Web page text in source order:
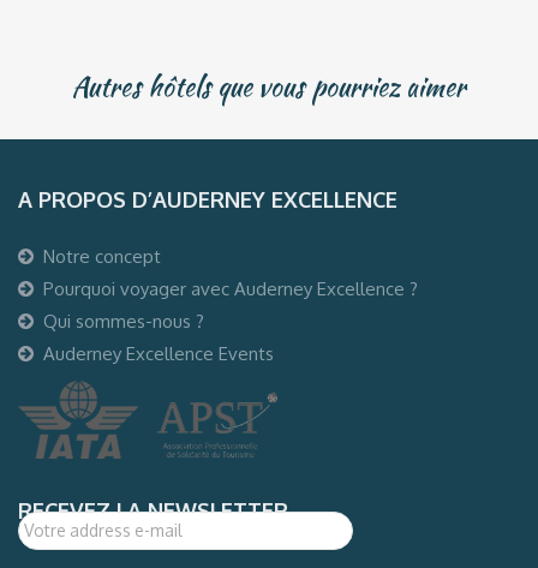
Autres hôtels que vous pourriez aimer
A PROPOS D’AUDERNEY EXCELLENCE
Notre concept
Pourquoi voyager avec Auderney Excellence ?
Qui sommes-nous ?
Auderney Excellence Events
RECEVEZ LA NEWSLETTER